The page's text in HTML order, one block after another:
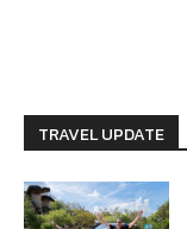
TRAVEL UPDATE